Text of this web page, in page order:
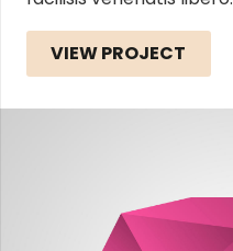
VIEW PROJECT